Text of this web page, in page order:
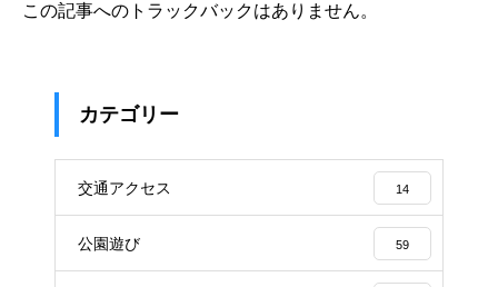
この記事へのトラックバックはありません。
カテゴリー
交通アクセス 14
公園遊び 59